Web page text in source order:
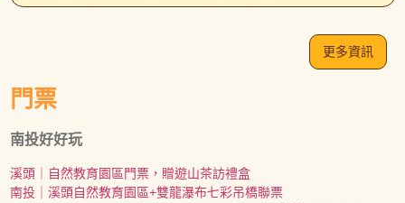
更多資訊
門票
南投好好玩
溪頭｜自然教育園區門票，贈遊山茶訪禮盒
南投｜溪頭自然教育園區+雙龍瀑布七彩吊橋聯票